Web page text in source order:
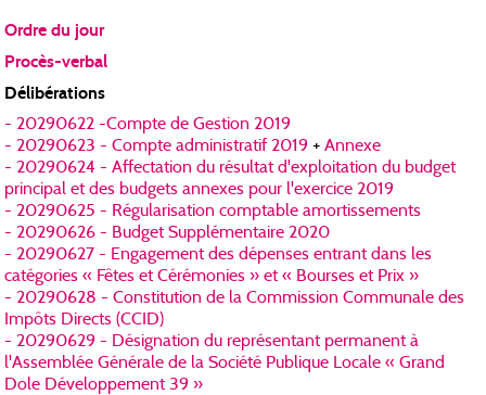
Ordre du jour
Procès-verbal
Délibérations
- 20290622 -Compte de Gestion 2019
- 20290623 - Compte administratif 2019 +Annexe
- 20290624 - Affectation du résultat d'exploitation du budget
principal et des budgets annexes pour l'exercice 2019
- 20290625 - Régularisation comptable amortissements
- 20290626 - Budget Supplémentaire 2020
- 20290627 - Engagement des dépenses entrant dans les
catégories « Fêtes et Cérémonies » et « Bourses et Prix »
- 20290628 - Constitution de la Commission Communale des
Impôts Directs (CCID)
- 20290629 - Désignation du représentant permanent à
l'Assemblée Générale de la Société Publique Locale « Grand
Dole Développement 39 »